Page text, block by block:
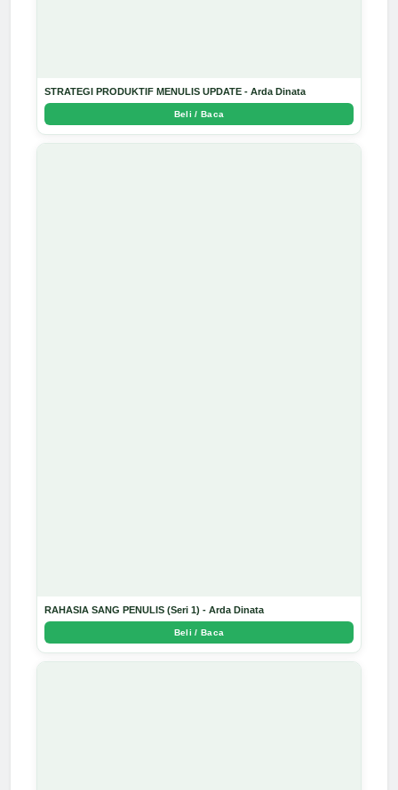
STRATEGI PRODUKTIF MENULIS UPDATE - Arda Dinata
Beli / Baca
RAHASIA SANG PENULIS (Seri 1) - Arda Dinata
Beli / Baca